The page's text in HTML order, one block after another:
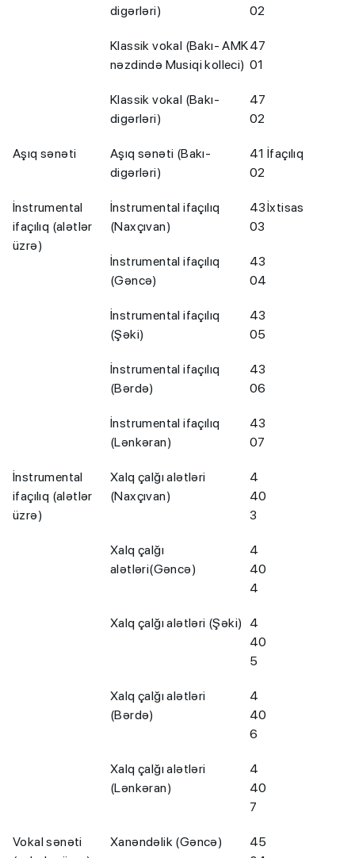
digərləri)
02
Klassik vokal (Bakı- AMK
nəzdində Musiqi kolleci)
47
01
Klassik vokal (Bakı-
digərləri)
47
02
Aşıq sənəti
Aşıq sənəti (Bakı-
digərləri)
41
02
İfaçılıq
İnstrumental
ifaçılıq (alətlər
üzrə)
İnstrumental ifaçılıq
(Naxçıvan)
43
03
İxtisas
İnstrumental ifaçılıq
(Gəncə)
43
04
İnstrumental ifaçılıq
(Şəki)
43
05
İnstrumental ifaçılıq
(Bərdə)
43
06
İnstrumental ifaçılıq
(Lənkəran)
43
07
İnstrumental
ifaçılıq (alətlər
üzrə)
Xalq çalğı alətləri
(Naxçıvan)
4
40
3
Xalq çalğı
alətləri(Gəncə)
4
40
4
Xalq çalğı alətləri (Şəki)
4
40
5
Xalq çalğı alətləri
(Bərdə)
4
40
6
Xalq çalğı alətləri
(Lənkəran)
4
40
7
Vokal sənəti
Xanəndəlik (Gəncə)
45